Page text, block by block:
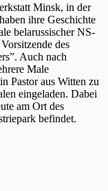
Minsk, in der
ihre Geschichte
belarussischer NS-
des
Auch nach
Male
Pastor aus Witten zu
eingeladen. Dabei
am Ort des
befindet.